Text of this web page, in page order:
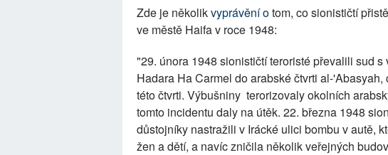
Zde je několikvyprávění otom, co sionističtí
ve městě Haifa v roce 1948:
"29. února 1948 sionističtí teroristé převalili sud
Hadara Ha Carmel do arabské čtvrti al-
této čtvrti. Výbušniny terorizovaly okolních
tomto incidentu daly na útěk. 22. března 1948
důstojníky nastražili v Irácké ulici bombu v autě,
žen a dětí, a navíc zničila několik veřejných